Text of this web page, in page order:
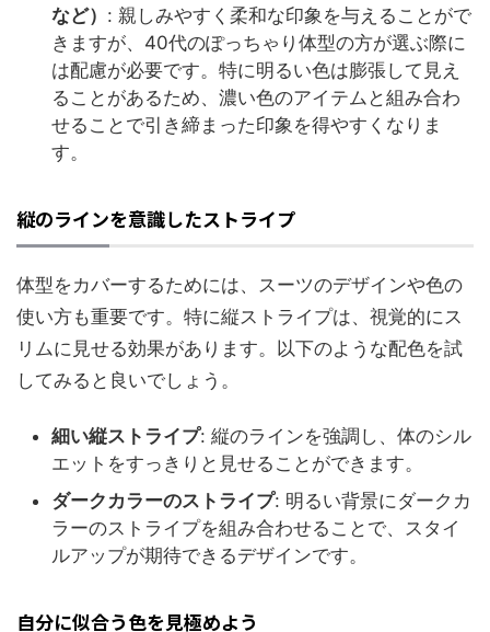
など） : 親しみやすく柔和な印象を与えることがで
きますが、40代のぽっちゃり体型の方が選ぶ際に
は配慮が必要です。特に明るい色は膨張して見え
ることがあるため、濃い色のアイテムと組み合わ
せることで引き締まった印象を得やすくなりま
す。
縦のラインを意識したストライプ
体型をカバーするためには、スーツのデザインや色の
使い方も重要です。特に縦ストライプは、視覚的にス
リムに見せる効果があります。以下のような配色を試
してみると良いでしょう。
細い縦ストライプ: 縦のラインを強調し、体のシル
エットをすっきりと見せることができます。
ダークカラーのストライプ: 明るい背景にダークカ
ラーのストライプを組み合わせることで、スタイ
ルアップが期待できるデザインです。
自分に似合う色を見極めよう